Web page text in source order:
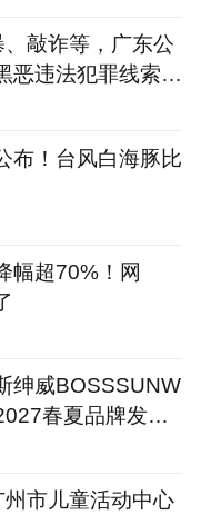
、敲诈等，广东公
恶违法犯罪线索，
布！台风白海豚比
幅超70%！网
绅威BOSSSUNW
春夏品牌发布
州市儿童活动中心